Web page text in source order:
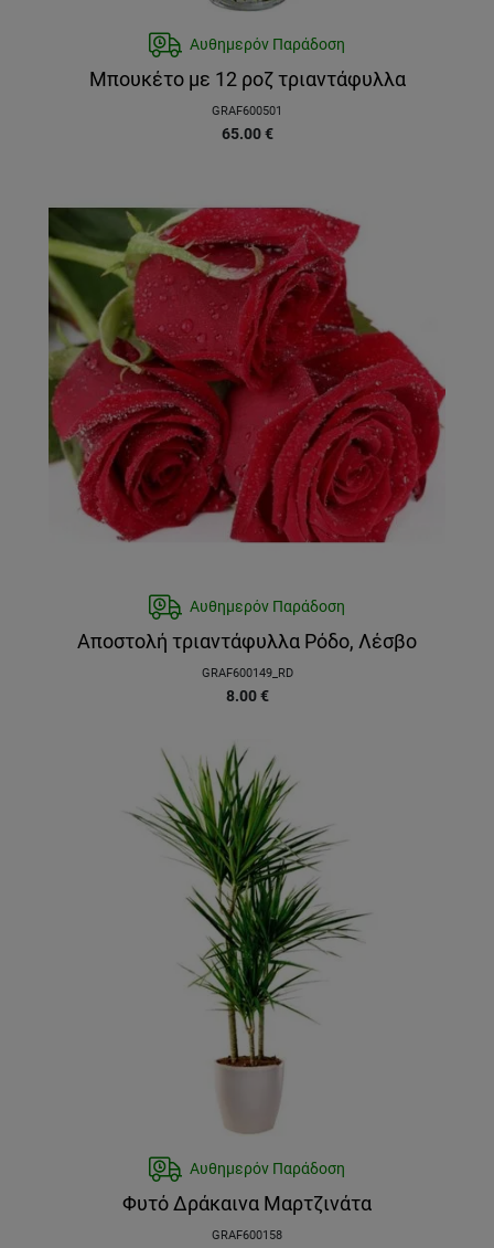
Αυθημερόν Παράδοση
Μπουκέτο με 12 ροζ τριαντάφυλλα
GRAF600501
65.00 €
Αυθημερόν Παράδοση
Αποστολή τριαντάφυλλα Ρόδο, Λέσβο
GRAF600149_RD
8.00 €
Αυθημερόν Παράδοση
Φυτό Δράκαινα Μαρτζινάτα
GRAF600158